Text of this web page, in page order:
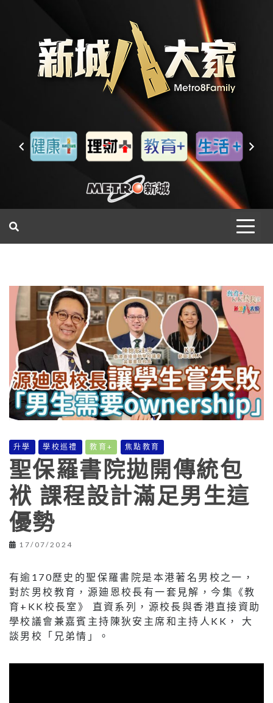
升學 學校巡禮 教育+ 焦點教育
聖保羅書院拋開傳統包
袱 課程設計滿足男生這
優勢
17/07/2024
有逾170歷史的聖保羅書院是本港著名男校之一，
對於男校教育，源廸恩校長有一套見解，今集《教
育+KK校長室》 直資系列，源校長與香港直接資助
學校議會兼嘉賓主持陳狄安主席和主持人KK， 大
談男校「兄弟情」。